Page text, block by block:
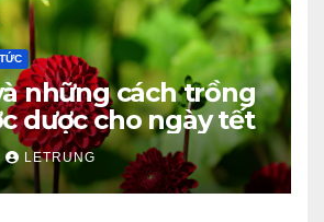
những cách trồng
dược cho ngày tết
LETRUNG